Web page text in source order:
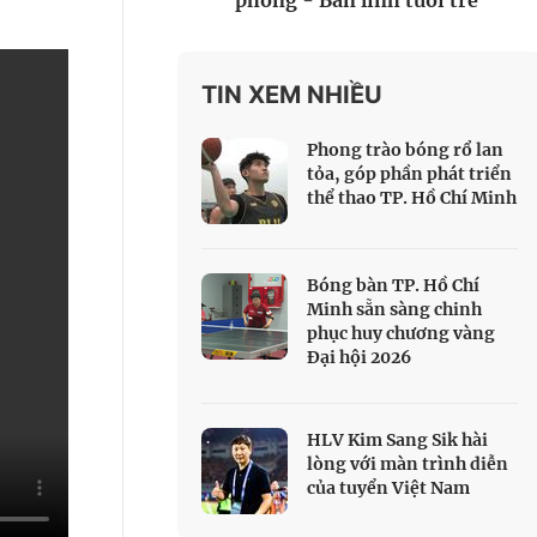
TIN XEM NHIỀU
Phong trào bóng rổ lan
tỏa, góp phần phát triển
thể thao TP. Hồ Chí Minh
Bóng bàn TP. Hồ Chí
Minh sẵn sàng chinh
phục huy chương vàng
Đại hội 2026
HLV Kim Sang Sik hài
lòng với màn trình diễn
của tuyển Việt Nam